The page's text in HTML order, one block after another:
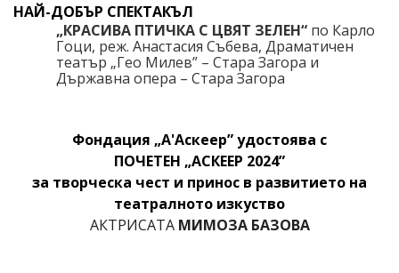
НАЙ-ДОБЪР СПЕКТАКЪЛ
„КРАСИВА ПТИЧКА С ЦВЯТ ЗЕЛЕН“ по Карло
Гоци, реж. Анастасия Събева, Драматичен
театър „Гео Милев” – Стара Загора и
Държавна опера – Стара Загора
Фондация „А'Аскеер” удостоява с
ПОЧЕТЕН „АСКЕЕР 2024”
за творческа чест и принос в развитието на
театралното изкуство
АКТРИСАТАМИМОЗА БАЗОВА